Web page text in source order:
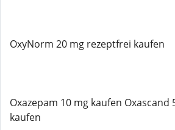
OxyNorm 20 mg rezeptfrei kaufen
Oxazepam 10 mg kaufen Oxascand
kaufen